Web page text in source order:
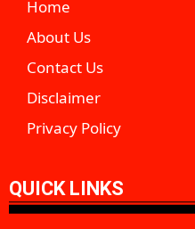
Home
About Us
Contact Us
Disclaimer
Privacy Policy
QUICK LINKS